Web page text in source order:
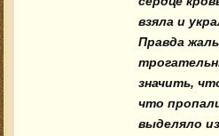
взяла и
Правда
значить,
что
выделяло